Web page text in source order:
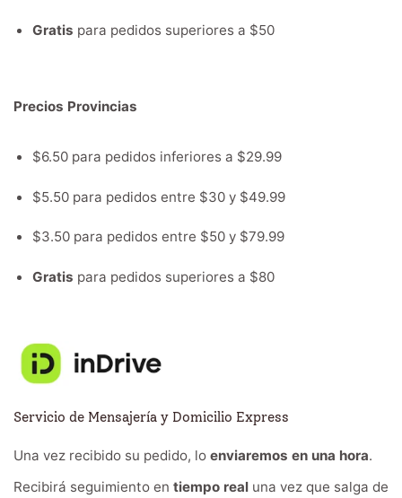
Gratis para pedidos superiores a $50
Precios Provincias
$6.50 para pedidos inferiores a $29.99
$5.50 para pedidos entre $30 y $49.99
$3.50 para pedidos entre $50 y $79.99
Gratis para pedidos superiores a $80
Servicio de Mensajería y Domicilio Express
Una vez recibido su pedido, lo enviaremos en una hora.
Recibirá seguimiento en tiempo real una vez que salga de